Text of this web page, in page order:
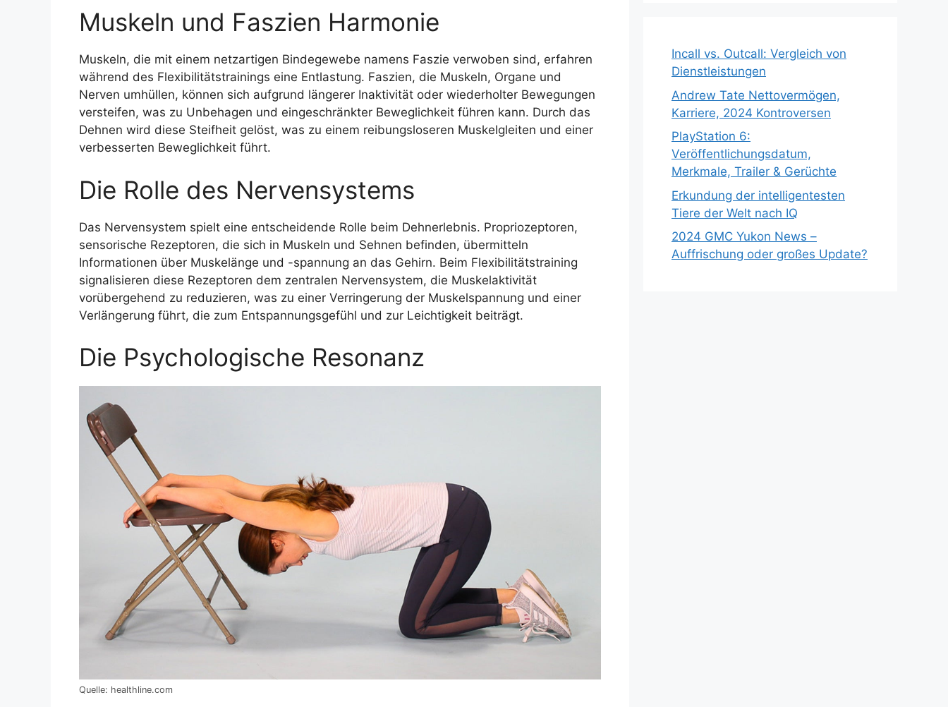
Muskeln und Faszien Harmonie
Muskeln, die mit einem netzartigen Bindegewebe namens Faszie verwoben sind, erfahren
während des Flexibilitätstrainings eine Entlastung. Faszien, die Muskeln, Organe und
Nerven umhüllen, können sich aufgrund längerer Inaktivität oder wiederholter Bewegungen
versteifen, was zu Unbehagen und eingeschränkter Beweglichkeit führen kann. Durch das
Dehnen wird diese Steifheit gelöst, was zu einem reibungsloseren Muskelgleiten und einer
verbesserten Beweglichkeit führt.
Die Rolle des Nervensystems
Das Nervensystem spielt eine entscheidende Rolle beim Dehnerlebnis. Propriozeptoren,
sensorische Rezeptoren, die sich in Muskeln und Sehnen befinden, übermitteln
Informationen über Muskelänge und -spannung an das Gehirn. Beim Flexibilitätstraining
signalisieren diese Rezeptoren dem zentralen Nervensystem, die Muskelaktivität
vorübergehend zu reduzieren, was zu einer Verringerung der Muskelspannung und einer
Verlängerung führt, die zum Entspannungsgefühl und zur Leichtigkeit beiträgt.
Die Psychologische Resonanz
Quelle: healthline.com
Incall vs. Outcall: Vergleich von
Dienstleistungen
Andrew Tate Nettovermögen,
Karriere, 2024 Kontroversen
PlayStation 6:
Veröffentlichungsdatum,
Merkmale, Trailer & Gerüchte
Erkundung der intelligentesten
Tiere der Welt nach IQ
2024 GMC Yukon News –
Auffrischung oder großes Update?